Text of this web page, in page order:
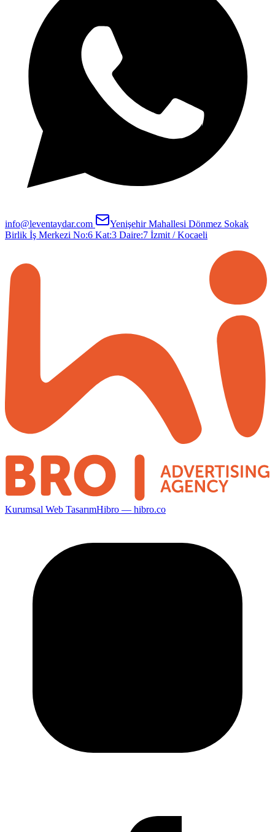
info@leventaydar.com
Yenişehir Mahallesi Dönmez Sokak
Birlik İş Merkezi No:6 Kat:3 Daire:7 İzmit / Kocaeli
Kurumsal Web TasarımHibro — hibro.co